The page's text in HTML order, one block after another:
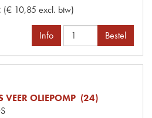
(€ 10,85 excl. btw)
Info Bestel
VEER OLIEPOMP (24)